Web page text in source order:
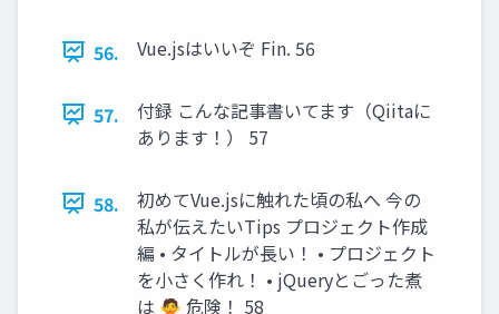
56. Vue.jsはいいぞ Fin. 56
57.
付録 こんな記事書いてます（Qiitaに
あります！） 57
58.
初めてVue.jsに触れた頃の私へ 今の
私が伝えたいTips プロジェクト作成
編 • タイトルが長い！ • プロジェクト
を小さく作れ！ • jQueryとごった煮
は 🙅 危険！ 58